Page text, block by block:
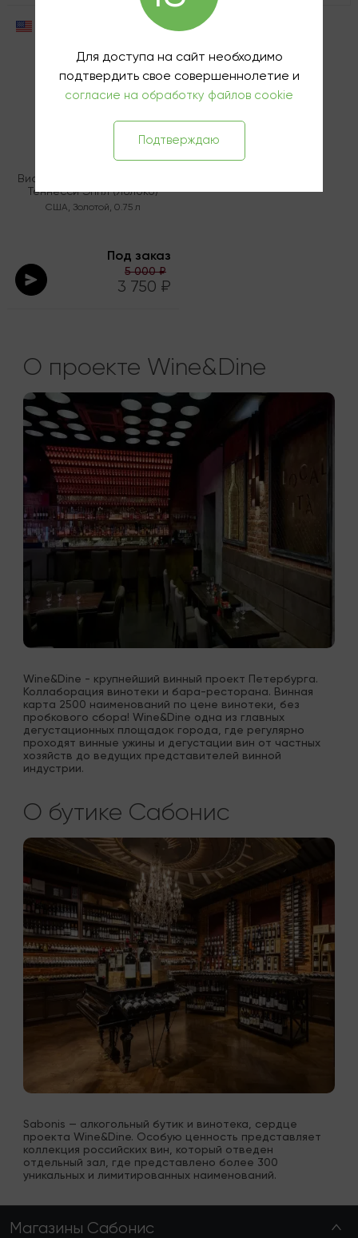
Виски-Ликёр Джек Дэниел'с
Теннесси Эппл (Яблоко)
США, Золотой, 0.75 л
Под заказ
5 000 ₽
3 750 ₽
О проекте Wine&Dine
Wine&Dine - крупнейший винный проект Петербурга.
Коллаборация винотеки и бара-ресторана. Винная
карта 2500 наименований по цене винотеки, без
пробкового сбора! Wine&Dine одна из главных
дегустационных площадок города, где регулярно
проходят винные ужины и дегустации вин от частных
хозяйств до ведущих представителей винной
индустрии.
О бутике Сабонис
Sabonis — алкогольный бутик и винотека, сердце
проекта Wine&Dine. Особую ценность представляет
коллекция российских вин, который отведен
отдельный зал, где представлено более 300
уникальных и лимитированных наименований.
Магазины Сабонис
Для доступа на сайт необходимо
подтвердить свое совершеннолетие и
согласие на обработку файлов cookie
Подтверждаю